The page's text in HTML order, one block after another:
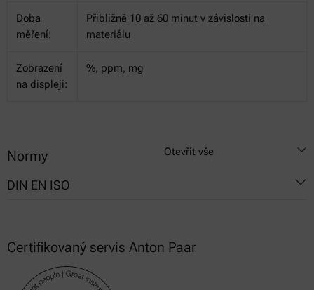
Doba
měření:
Přibližně 10 až 60 minut v závislosti na
materiálu
Zobrazení
na displeji:
%, ppm, mg
Normy Otevřít vše
DIN EN ISO
Certifikovaný servis Anton Paar